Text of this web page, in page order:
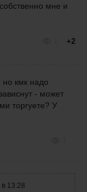
мне и
+2
кмк надо
- может
торгуете? У
13:28